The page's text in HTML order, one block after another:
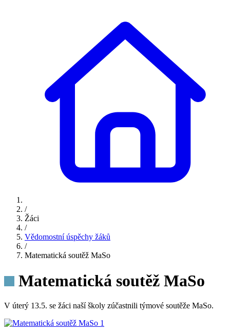
/
Žáci
/
Vědomostní úspěchy žáků
/
Matematická soutěž MaSo
Matematická soutěž MaSo
V úterý 13.5. se žáci naší školy zúčastnili týmové soutěže MaSo.